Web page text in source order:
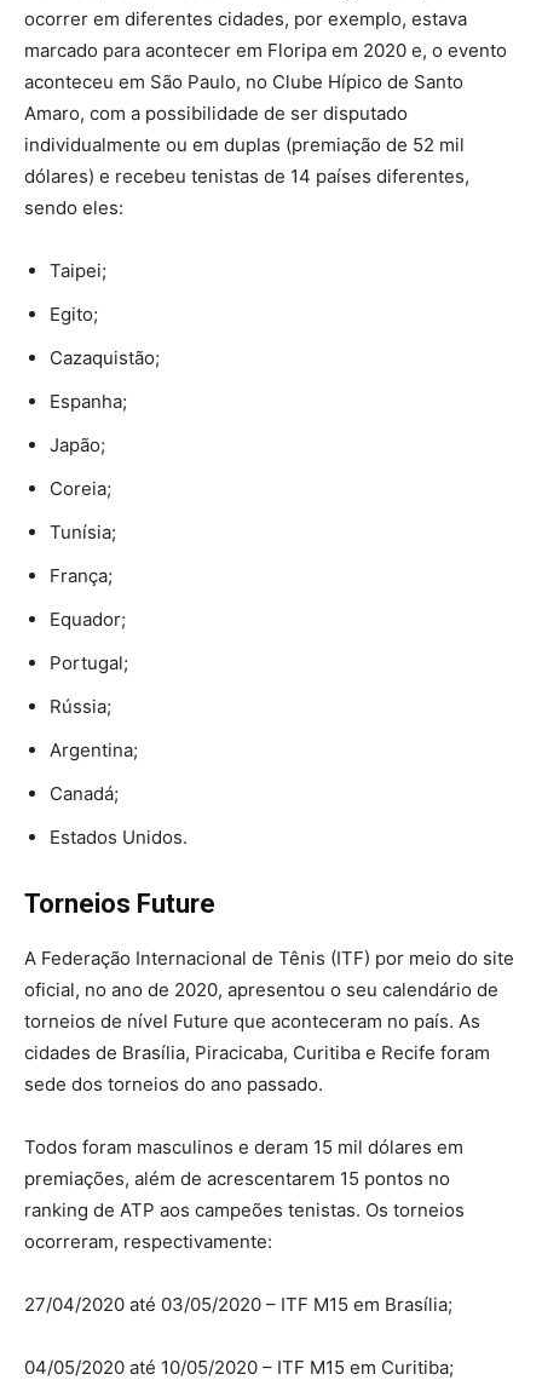
ocorrer em diferentes cidades, por exemplo, estava
marcado para acontecer em Floripa em 2020 e, o evento
aconteceu em São Paulo, no Clube Hípico de Santo
Amaro, com a possibilidade de ser disputado
individualmente ou em duplas (premiação de 52 mil
dólares) e recebeu tenistas de 14 países diferentes,
sendo eles:
Taipei;
Egito;
Cazaquistão;
Espanha;
Japão;
Coreia;
Tunísia;
França;
Equador;
Portugal;
Rússia;
Argentina;
Canadá;
Estados Unidos.
Torneios Future
A Federação Internacional de Tênis (ITF) por meio do site
oficial, no ano de 2020, apresentou o seu calendário de
torneios de nível Future que aconteceram no país. As
cidades de Brasília, Piracicaba, Curitiba e Recife foram
sede dos torneios do ano passado.
Todos foram masculinos e deram 15 mil dólares em
premiações, além de acrescentarem 15 pontos no
ranking de ATP aos campeões tenistas. Os torneios
ocorreram, respectivamente:
27/04/2020 até 03/05/2020 – ITF M15 em Brasília;
04/05/2020 até 10/05/2020 – ITF M15 em Curitiba;